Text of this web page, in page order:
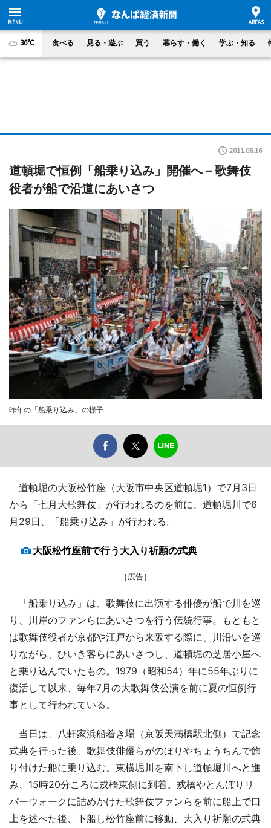
36°C 食べる 見る・遊ぶ 買う 暮らす・働く 学ぶ・知る
2011.06.16
道頓堀で恒例「船乗り込み」開催へ－歌舞伎
役者が船で沿道にあいさつ
昨年の「船乗り込み」の様子
道頓堀の大阪松竹座（大阪市中央区道頓堀1）で7月3日
から「七月大歌舞伎」が行われるのを前に、道頓堀川で6
月29日、「船乗り込み」が行われる。
大阪松竹座前で行う大入り祈願の式典
［広告］
「船乗り込み」は、歌舞伎に出演する俳優が船で川を巡
り、川岸のファンらにあいさつを行う伝統行事。もともと
は歌舞伎役者が京都や江戸から来阪する際に、川沿いを巡
りながら、ひいき客らにあいさつし、道頓堀の芝居小屋へ
と乗り込んでいたもの。1979（昭和54）年に55年ぶりに
復活して以来、毎年7月の大歌舞伎公演を前に夏の恒例行
事として行われている。
当日は、八軒家浜船着き場（京阪天満橋駅北側）で記念
式典を行った後、歌舞伎俳優らがのぼりやちょうちんで飾
り付けた船に乗り込む。東横堀川を南下し道頓堀川へと進
み、15時20分ころに戎橋東側に到着。戎橋やとんぼりリ
バーウォークに詰めかけた歌舞伎ファンらを前に船上で口
上を述べた後、下船し松竹座前に移動、大入り祈願の式典